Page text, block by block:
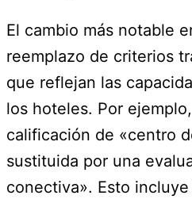
El cambio más notable
reemplazo de criterios
que reflejan las
los hoteles. Por
calificación de «centro
sustituida por una
conectiva». Esto